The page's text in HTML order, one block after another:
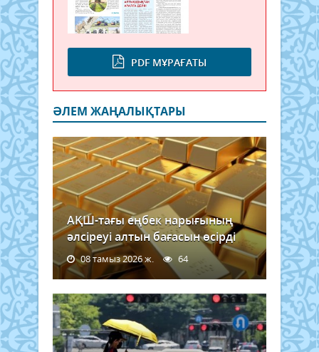
PDF МҰРАҒАТЫ
ӘЛЕМ ЖАҢАЛЫҚТАРЫ
АҚШ-тағы еңбек нарығының
әлсіреуі алтын бағасын өсірді
08 тамыз 2026 ж. 64